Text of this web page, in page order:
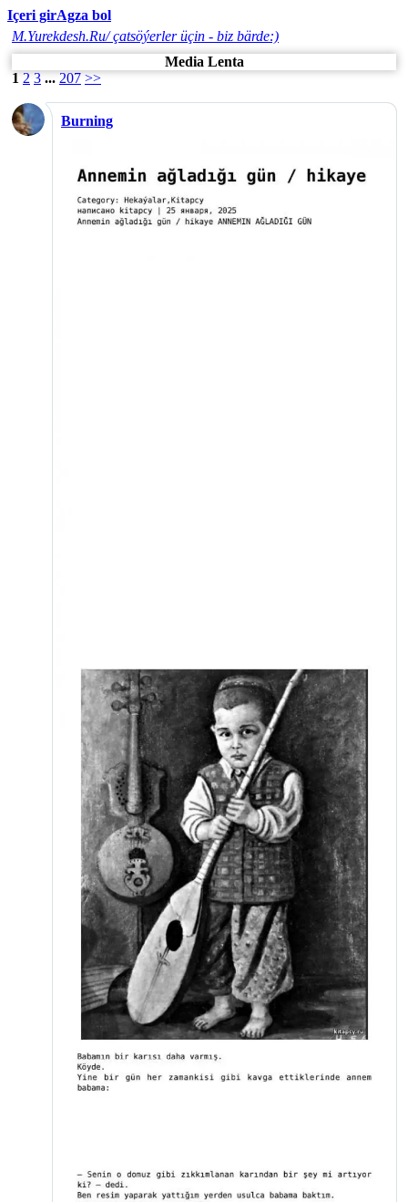
Içeri girAgza bol
M.Yurekdesh.Ru/ çatsöýerler üçin - biz bärde:)
Media Lenta
1 2 3 ... 207 >>
Burning